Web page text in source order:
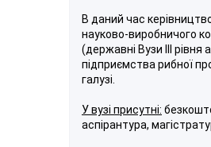
В даний час
науково-виробничого
(державні Вузи III рівня
підприємства рибної
галузі.
У вузі присутні:
аспірантура,